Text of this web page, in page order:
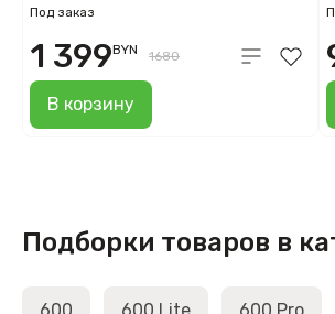
12GB/256GB
международная версия
(вельветовый серый)
Под заказ
В корзину
1 399BYN 1680
Подборки товаров в